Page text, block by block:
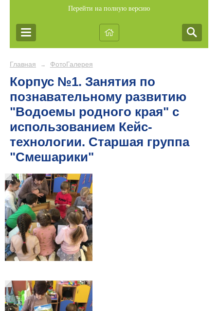
Перейти на полную версию
Главная → ФотоГалерея
Корпус №1. Занятия по
познавательному развитию
"Водоемы родного края" с
использованием Кейс-
технологии. Старшая группа
"Смешарики"